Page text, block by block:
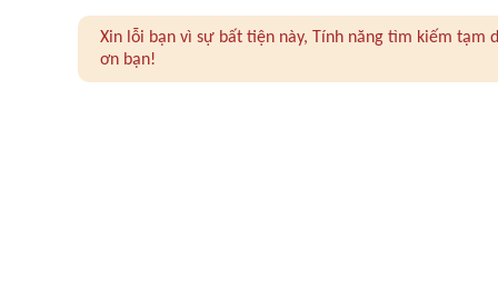
Xin lỗi bạn vì sự bất tiện này, Tính năng tìm kiếm
ơn bạn!